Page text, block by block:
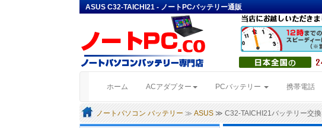
ASUS C32-TAICHI21 - ノートPCバッテリー通販
ホーム (current)ACアダプター PCバッテリー 携帯電話
ノートパソコン バッテリー ≫ASUS ≫ C32-TAICHI21バッテリー交換